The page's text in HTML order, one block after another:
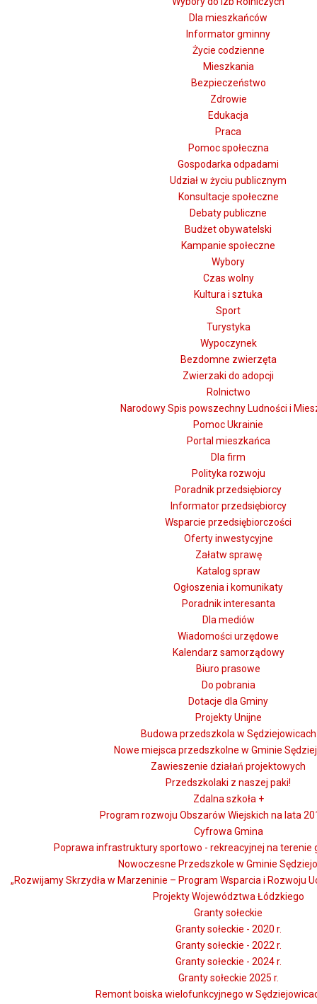
Dla mieszkańców
Informator gminny
Życie codzienne
Mieszkania
Bezpieczeństwo
Zdrowie
Edukacja
Praca
Pomoc społeczna
Gospodarka odpadami
Udział w życiu publicznym
Konsultacje społeczne
Debaty publiczne
Budżet obywatelski
Kampanie społeczne
Wybory
Czas wolny
Kultura i sztuka
Sport
Turystyka
Wypoczynek
Bezdomne zwierzęta
Zwierzaki do adopcji
Rolnictwo
Narodowy Spis powszechny Ludności i
Pomoc Ukrainie
Portal mieszkańca
Dla firm
Polityka rozwoju
Poradnik przedsiębiorcy
Informator przedsiębiorcy
Wsparcie przedsiębiorczości
Oferty inwestycyjne
Załatw sprawę
Katalog spraw
Ogłoszenia i komunikaty
Poradnik interesanta
Dla mediów
Wiadomości urzędowe
Kalendarz samorządowy
Biuro prasowe
Do pobrania
Dotacje dla Gminy
Projekty Unijne
Budowa przedszkola w Sędziejowicach
Nowe miejsca przedszkolne w Gminie
Zawieszenie działań projektowych
Przedszkolaki z naszej paki!
Zdalna szkoła +
Program rozwoju Obszarów Wiejskich na lata
Cyfrowa Gmina
Poprawa infrastruktury sportowo - rekreacyjnej na terenie
Nowoczesne Przedszkole w Gminie
„Rozwijamy Skrzydła w Marzeninie – Program Wsparcia i Rozwoju
Projekty Województwa Łódzkiego
Granty sołeckie
Granty sołeckie - 2020 r.
Granty sołeckie - 2022 r.
Granty sołeckie - 2024 r.
Granty sołeckie 2025 r.
Remont boiska wielofunkcyjnego w